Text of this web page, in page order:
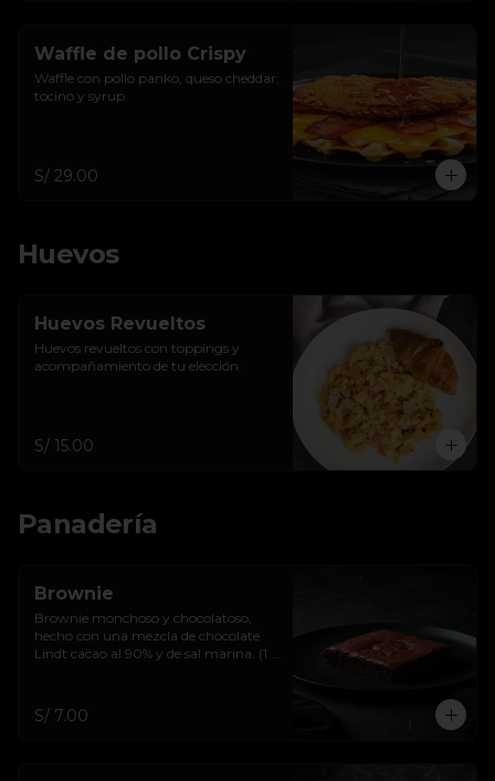
Waffle de pollo Crispy
Waffle con pollo panko, queso cheddar,
tocino y syrup.
S/ 29.00
Huevos
Huevos Revueltos
Huevos revueltos con toppings y
acompañamiento de tu elección.
S/ 15.00
Panadería
Brownie
Brownie monchoso y chocolatoso,
hecho con una mezcla de chocolate
Lindt cacao al 90% y de sal marina. (1
S/ 7.00